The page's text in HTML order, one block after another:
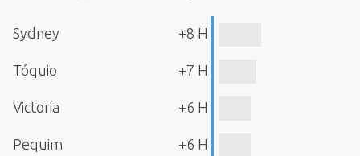
Sydney +8 H
Tóquio +7 H
Victoria +6 H
Pequim +6 H